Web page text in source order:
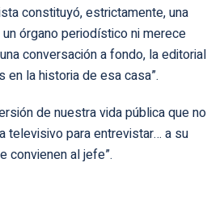
constituyó, estrictamente, una
órgano periodístico ni merece
conversación a fondo, la editorial
la historia de esa casa”.
de nuestra vida pública que no
televisivo para entrevistar… a su
convienen al jefe”.